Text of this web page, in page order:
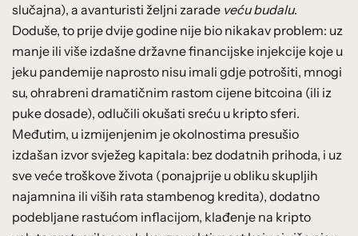
slučajna), a avanturisti željni zarade veću budalu.
Doduše, to prije dvije godine nije bio nikakav problem: uz
manje ili više izdašne državne financijske injekcije koje u
jeku pandemije naprosto nisu imali gdje potrošiti, mnogi
su, ohrabreni dramatičnim rastom cijene bitcoina (ili iz
puke dosade), odlučili okušati sreću u kripto sferi.
Međutim, u izmijenjenim je okolnostima presušio
izdašan izvor svježeg kapitala: bez dodatnih prihoda, i uz
sve veće troškove života (ponajprije u obliku skupljih
najamnina ili viših rata stambenog kredita), dodatno
podebljane rastućom inflacijom, klađenje na kripto